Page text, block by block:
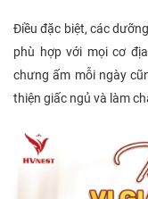
Điều đặc biệt, các
phù hợp với mọi cơ
chưng ấm mỗi ngày
thiện giấc ngủ và làm